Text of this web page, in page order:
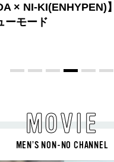
と、ジュエッテの出
ンクゴールドが印象的
MOVIE
MEN’S NON-NO CHANNEL